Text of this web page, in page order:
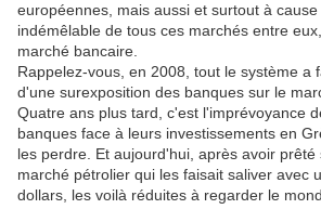
européennes, mais aussi et surtout à
indémêlable de tous ces marchés entre
marché bancaire.
Rappelez-vous, en 2008, tout le système a
d'une surexposition des banques sur le
Quatre ans plus tard, c'est l'imprévoyance
banques face à leurs investissements en
les perdre. Et aujourd'hui, après avoir prêté
marché pétrolier qui les faisait saliver avec
dollars, les voilà réduites à regarder le